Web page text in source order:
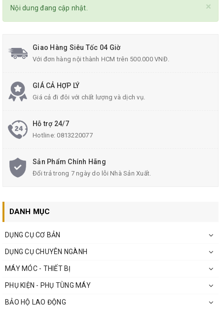
×
Nội dung đang cập nhật.
Giao Hàng Siêu Tốc 04 Giờ
Với đơn hàng nội thành HCM trên 500.000 VNĐ.
GIÁ CẢ HỢP LÝ
Giá cả đi đôi với chất lượng và dịch vụ.
Hỗ trợ 24/7
Hotline:0813220077
Sản Phẩm Chính Hãng
Đổi trả trong 7 ngày do lỗi Nhà Sản Xuất.
DANH MỤC
DỤNG CỤ CƠ BẢN
DỤNG CỤ CHUYÊN NGÀNH
MÁY MÓC - THIẾT BỊ
PHỤ KIỆN - PHỤ TÙNG MÁY
BẢO HỘ LAO ĐỘNG